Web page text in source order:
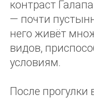
контраст
— почти
него живёт
видов,
условиям.
После прогулки